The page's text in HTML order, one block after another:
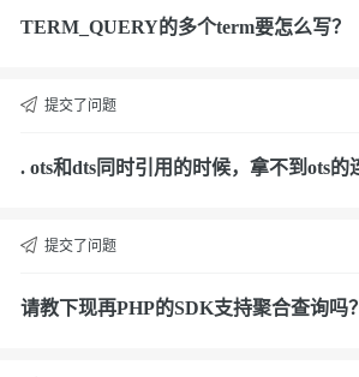
TERM_QUERY的多个term要怎么写？
提交了问题
. ots和dts同时引用的时候，拿不到ots的连接是怎么回事
提交了问题
请教下现再PHP的SDK支持聚合查询吗？